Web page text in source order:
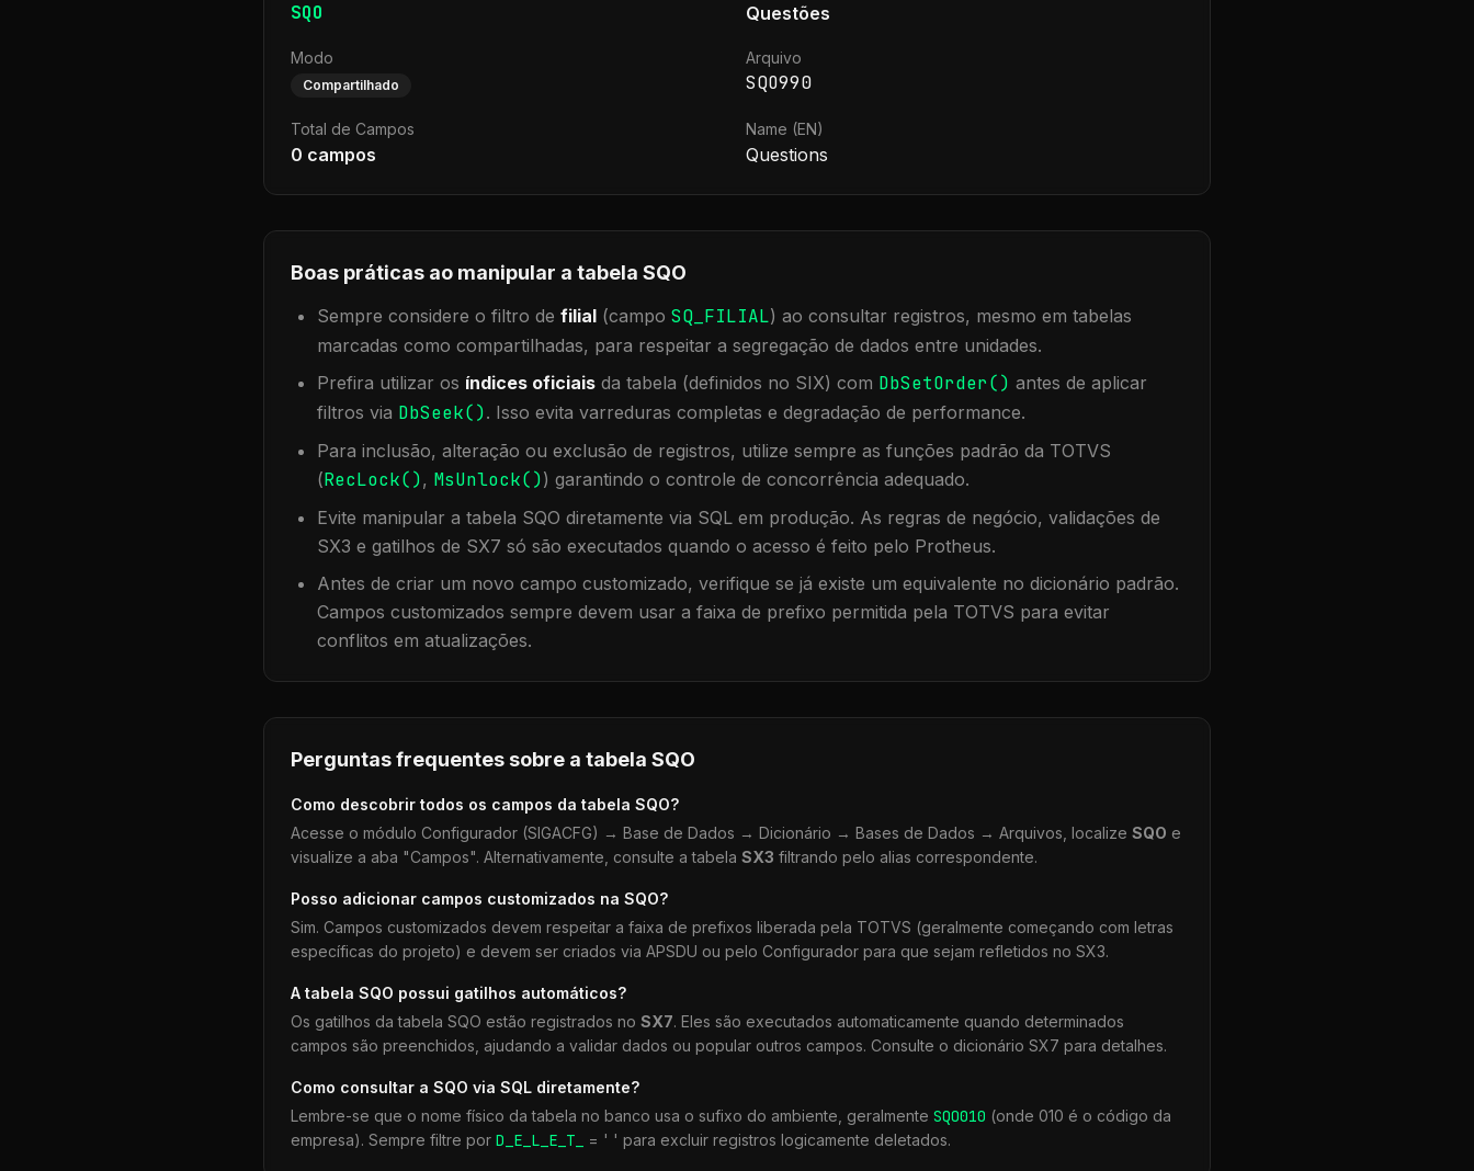
SQO Questões
Modo
Compartilhado
Arquivo
SQO990
Total de Campos
0 campos
Name (EN)
Questions
Boas práticas ao manipular a tabela SQO
Sempre considere o filtro de filial (campo SQ_FILIAL) ao consultar registros, mesmo em tabelas
marcadas como compartilhadas, para respeitar a segregação de dados entre unidades.
Prefira utilizar os índices oficiais da tabela (definidos no SIX) com DbSetOrder() antes de aplicar
filtros via DbSeek(). Isso evita varreduras completas e degradação de performance.
Para inclusão, alteração ou exclusão de registros, utilize sempre as funções padrão da TOTVS
(RecLock(), MsUnlock()) garantindo o controle de concorrência adequado.
Evite manipular a tabela SQO diretamente via SQL em produção. As regras de negócio, validações de
SX3 e gatilhos de SX7 só são executados quando o acesso é feito pelo Protheus.
Antes de criar um novo campo customizado, verifique se já existe um equivalente no dicionário padrão.
Campos customizados sempre devem usar a faixa de prefixo permitida pela TOTVS para evitar
conflitos em atualizações.
Perguntas frequentes sobre a tabela SQO
Como descobrir todos os campos da tabela SQO?
Acesse o módulo Configurador (SIGACFG) → Base de Dados → Dicionário → Bases de Dados → Arquivos, localize SQO e
visualize a aba "Campos". Alternativamente, consulte a tabela SX3 filtrando pelo alias correspondente.
Posso adicionar campos customizados na SQO?
Sim. Campos customizados devem respeitar a faixa de prefixos liberada pela TOTVS (geralmente começando com letras
específicas do projeto) e devem ser criados via APSDU ou pelo Configurador para que sejam refletidos no SX3.
A tabela SQO possui gatilhos automáticos?
Os gatilhos da tabela SQO estão registrados no SX7. Eles são executados automaticamente quando determinados
campos são preenchidos, ajudando a validar dados ou popular outros campos. Consulte o dicionário SX7 para detalhes.
Como consultar a SQO via SQL diretamente?
Lembre-se que o nome físico da tabela no banco usa o sufixo do ambiente, geralmente SQO010 (onde 010 é o código da
empresa). Sempre filtre por D_E_L_E_T_ = ' ' para excluir registros logicamente deletados.